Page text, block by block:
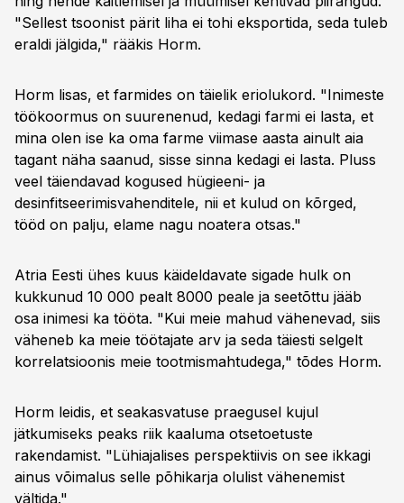
"Sellest tsoonist pärit liha ei tohi eksportida, seda tuleb
eraldi jälgida," rääkis Horm.
Horm lisas, et farmides on täielik eriolukord. "Inimeste
töökoormus on suurenenud, kedagi farmi ei lasta, et
mina olen ise ka oma farme viimase aasta ainult aia
tagant näha saanud, sisse sinna kedagi ei lasta. Pluss
veel täiendavad kogused hügieeni- ja
desinfitseerimisvahenditele, nii et kulud on kõrged,
tööd on palju, elame nagu noatera otsas."
Atria Eesti ühes kuus käideldavate sigade hulk on
kukkunud 10 000 pealt 8000 peale ja seetõttu jääb
osa inimesi ka tööta. "Kui meie mahud vähenevad, siis
väheneb ka meie töötajate arv ja seda täiesti selgelt
korrelatsioonis meie tootmismahtudega," tõdes Horm.
Horm leidis, et seakasvatuse praegusel kujul
jätkumiseks peaks riik kaaluma otsetoetuste
rakendamist. "Lühiajalises perspektiivis on see ikkagi
ainus võimalus selle põhikarja olulist vähenemist
vältida."